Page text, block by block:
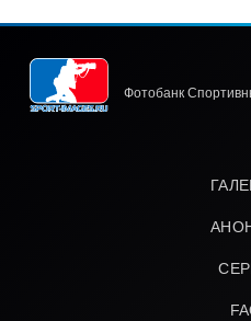
Фотобанк